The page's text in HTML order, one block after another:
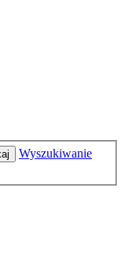
Wyszukiwanie